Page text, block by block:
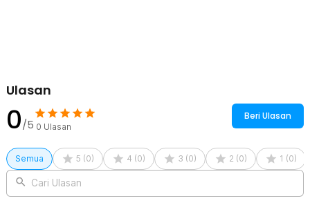
1 x Gunting Sasak
Ulasan
0/5 0 Ulasan
Beri Ulasan
Semua 5 (0) 4 (0) 3 (0) 2 (0) 1 (0)
Cari Ulasan